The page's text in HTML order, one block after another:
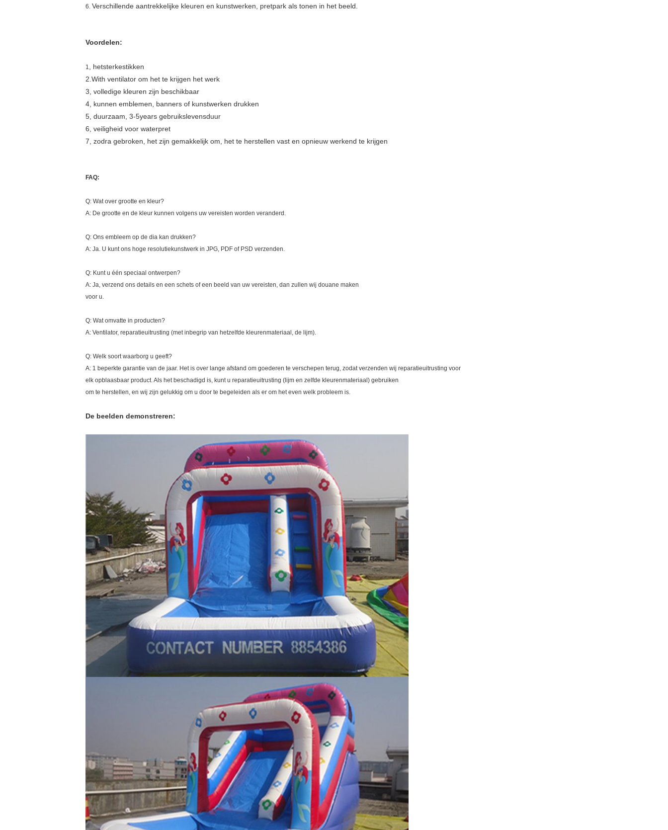
6. Verschillende aantrekkelijke kleuren en kunstwerken, pretpark als tonen in het beeld.
Voordelen:
1
, hetsterkestikken
2.With ventilator om het te krijgen het werk
3, volledige kleuren zijn beschikbaar
4, kunnen emblemen, banners of kunstwerken drukken
5, duurzaam, 3-5years gebruikslevensduur
6, veiligheid voor waterpret
7, zodra gebroken, het zijn gemakkelijk om, het te herstellen vast en opnieuw werkend te krijgen
FAQ:
Q: Wat over grootte en kleur?
A: De grootte en de kleur kunnen volgens uw vereisten worden veranderd.
Q: Ons embleem op de dia kan drukken?
A: Ja. U kunt ons hoge resolutiekunstwerk in JPG, PDF of PSD verzenden.
Q: Kunt u één speciaal ontwerpen?
A: Ja, verzend ons details en een schets of een beeld van uw vereisten, dan zullen wij douane maken
voor u.
Q: Wat omvatte in producten?
A: Ventilator, reparatieuitrusting (met inbegrip van hetzelfde kleurenmateriaal, de lijm).
Q: Welk soort waarborg u geeft?
A: 1 beperkte garantie van de jaar. Het is over lange afstand om goederen te verschepen terug, zodat verzenden wij reparatieuitrusting voor
elk opblaasbaar product. Als het beschadigd is, kunt u reparatieuitrusting (lijm en zelfde kleurenmateriaal) gebruiken
om te herstellen, en wij zijn gelukkig om u door te begeleiden als er om het even welk probleem is.
De beelden demonstreren: